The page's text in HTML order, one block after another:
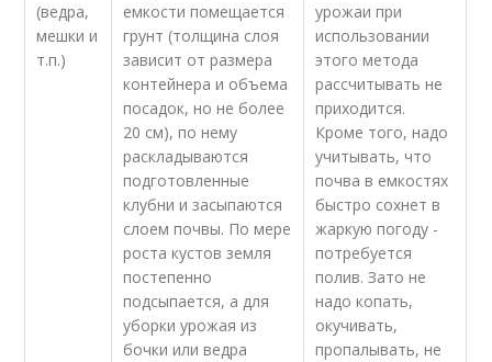
(ведра,
мешки и
т.п.)
емкости помещается
грунт (толщина слоя
зависит от размера
контейнера и объема
посадок, но не более
20 см), по нему
раскладываются
подготовленные
клубни и засыпаются
слоем почвы. По мере
роста кустов земля
постепенно
подсыпается, а для
уборки урожая из
бочки или ведра
урожаи при
использовании
этого метода
рассчитывать не
приходится.
Кроме того, надо
учитывать, что
почва в емкостях
быстро сохнет в
жаркую погоду -
потребуется
полив. Зато не
надо копать,
окучивать,
пропалывать, не